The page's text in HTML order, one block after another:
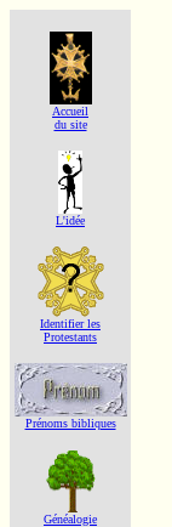
Accueil
du site
L'idée
Identifier les
Protestants
Prénoms bibliques
Généalogie